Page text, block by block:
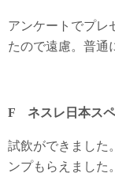
アンケートでプレ
たので遠慮。普通
F ネスレ日本ス
試飲ができました
ンプもらえました。